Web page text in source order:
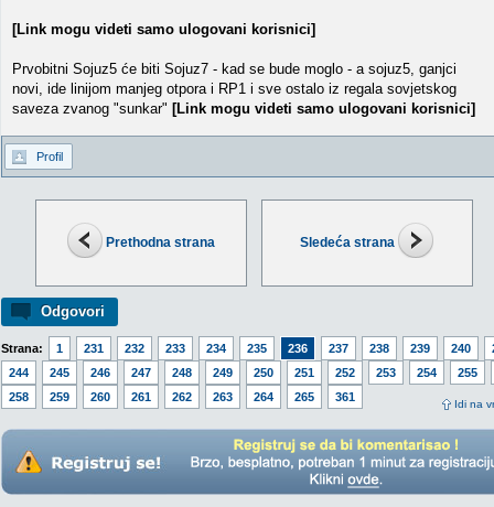
Prethodna strana Sledeća strana
Odgovori
Strana: 1 231 232 233 234 235 236 237 238 239 240
244
245 246 247 248 249 250 251 252 253 254
255
258
259 260 261 262 263 264 265 361
Idi na
[Link mogu videti samo ulogovani korisnici]
Prvobitni Sojuz5 će biti Sojuz7 - kad se bude moglo - a sojuz5, ganjci
novi, ide linijom manjeg otpora i RP1 i sve ostalo iz regala sovjetskog
saveza zvanog "sunkar" [Link mogu videti samo ulogovani korisnici]
Profil